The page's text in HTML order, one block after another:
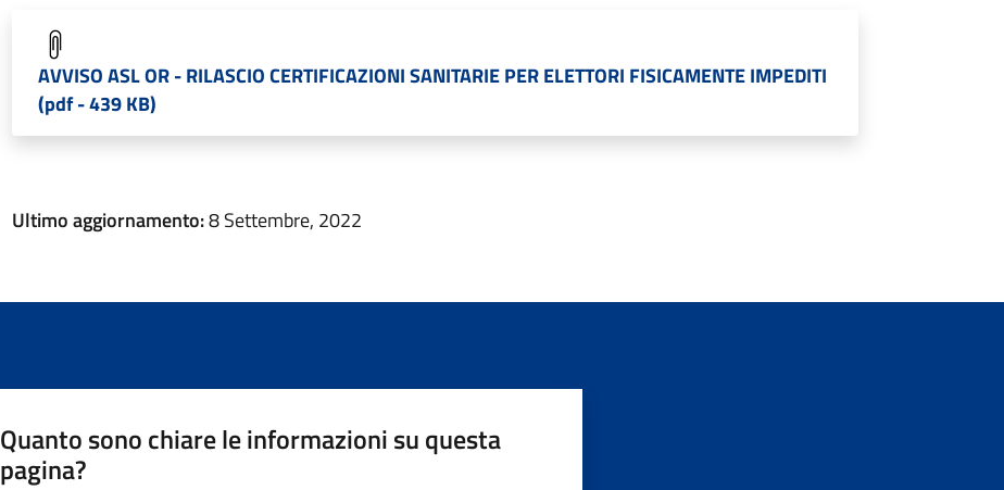
AVVISO ASL OR - RILASCIO CERTIFICAZIONI SANITARIE PER ELETTORI FISICAMENTE IMPEDITI
(pdf - 439 KB)
Ultimo aggiornamento:8 Settembre, 2022
Quanto sono chiare le informazioni su questa
pagina?